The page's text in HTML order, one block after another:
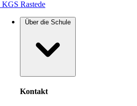
KGS Rastede
Über die Schule
Kontakt